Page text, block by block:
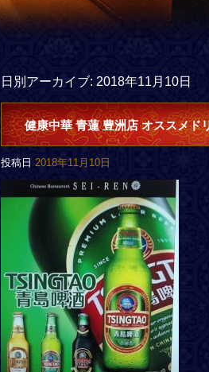
日別アーカイブ: 2018年11月10日
健康中華 青蓮 豊洲店 オススメド
投稿日 2018年11月10日